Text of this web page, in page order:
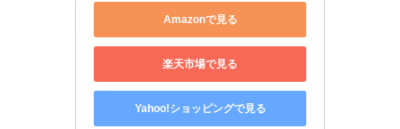
Amazonで見る
楽天市場で見る
Yahoo!ショッピングで見る